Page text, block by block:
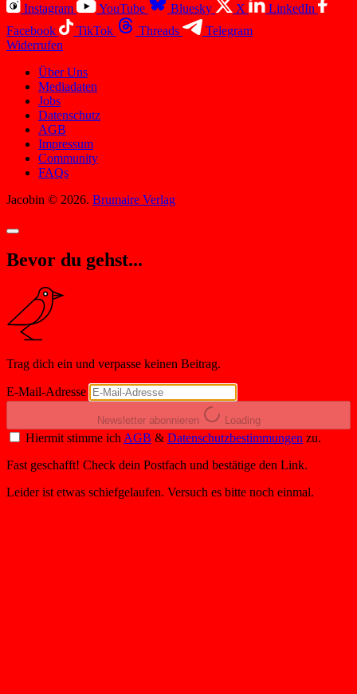
Instagram YouTube Bluesky X
LinkedIn
Facebook
TikTok Threads
Telegram
Widerrufen
Über Uns
Mediadaten
Jobs
Datenschutz
AGB
Impressum
Community
FAQs
Jacobin © 2026. Brumaire Verlag
Bevor du gehst...
Trag dich ein und verpasse keinen Beitrag.
E-Mail-Adresse
Newsletter abonnieren Loading
Hiermit stimme ich AGB & Datenschutzbestimmungen zu.
Fast geschafft! Check dein Postfach und bestätige den Link.
Leider ist etwas schiefgelaufen. Versuch es bitte noch einmal.